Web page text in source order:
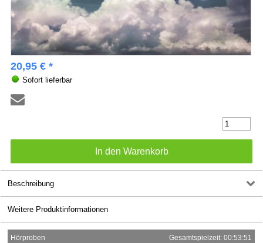
20,95 € *
Sofort lieferbar
Beschreibung
Weitere Produktinformationen
Hörproben Gesamtspielzeit: 00:53:51